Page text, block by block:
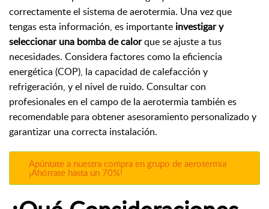
correctamente el sistema de aerotermia. Una vez que
tengas esta información, es importante investigar y
seleccionar una bomba de calorque se ajuste a tus
necesidades. Considera factores como la eficiencia
energética (COP), la capacidad de calefacción y
refrigeración, y el nivel de ruido. Consultar con
profesionales en el campo de la aerotermia también es
recomendable para obtener asesoramiento personalizado y
garantizar una correcta instalación.
Apúntate a nuestra compra en grupo de aerotermia
¡Ahórrate hasta un 70%!